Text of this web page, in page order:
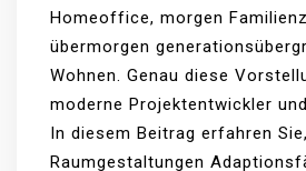
Homeoffice, morgen
übermorgen
Wohnen. Genau diese
moderne Projektentwickler
In diesem Beitrag erfahren
Raumgestaltungen